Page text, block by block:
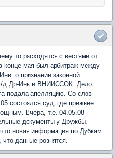
то расходятся с вестями от
мая был арбитраж между
о признании законной
м/д Др-Инв и ВНИИССОК. Дело
подала апелляцию. Со слов
состоялся суд, где прежнее
Вчера, т.е. 04.05.08
документы у Дружбы.
новая информация по Дубкам
что данные рознятся.